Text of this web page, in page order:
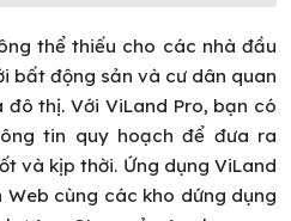
thể thiếu cho các nhà đầu
bất động sản và cư dân quan
thị. Với ViLand Pro, bạn có
tin quy hoạch để đưa ra
và kịp thời. Ứng dụng ViLand
cùng các kho dứng dụng